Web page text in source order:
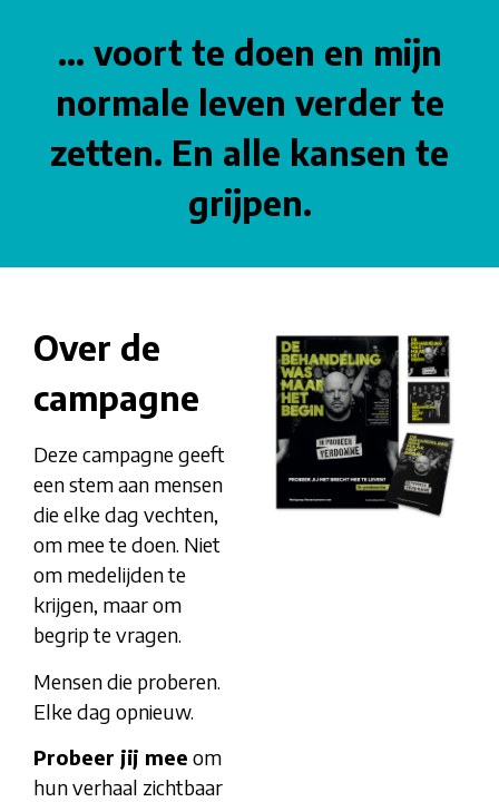
… voort te doen en mijn
normale leven verder te
zetten. En alle kansen te
grijpen.
Over de
campagne
Deze campagne geeft
een stem aan mensen
die elke dag vechten,
om mee te doen. Niet
om medelijden te
krijgen, maar om
begrip te vragen.
Mensen die proberen.
Elke dag opnieuw.
Probeer jij mee om
hun verhaal zichtbaar